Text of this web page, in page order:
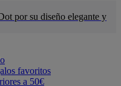
por su diseño elegante y
favoritos
a 50€